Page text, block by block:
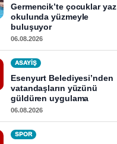
Germencik’te çocuklar yaz
okulunda yüzmeyle
buluşuyor
06.08.2026
ASAYİŞ
Esenyurt Belediyesi’nden
vatandaşların yüzünü
güldüren uygulama
06.08.2026
SPOR